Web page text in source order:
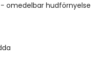
omedelbar hudförnyelse